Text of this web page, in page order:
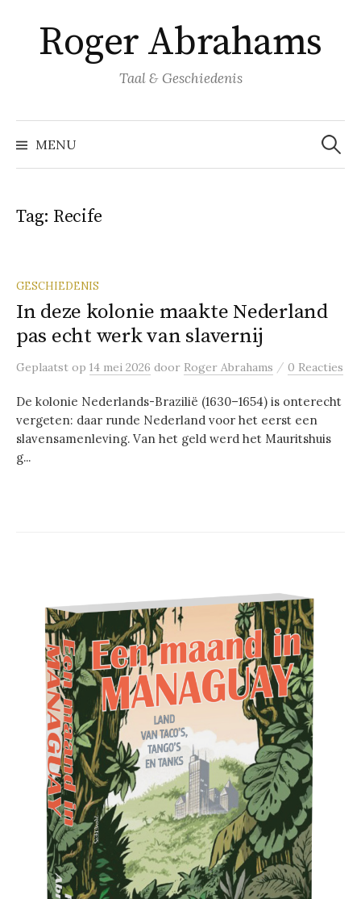
inhoud
springen
Roger Abrahams
Taal & Geschiedenis
MENU
Zoeken
naar:
Tag: Recife
GESCHIEDENIS
In deze kolonie maakte Nederland
pas echt werk van slavernij
Geplaatst op 14 mei 2026 door Roger Abrahams / 0 Reacties
De kolonie Nederlands-Brazilië (1630–1654) is onterecht
vergeten: daar runde Nederland voor het eerst een
slavensamenleving. Van het geld werd het Mauritshuis
g...